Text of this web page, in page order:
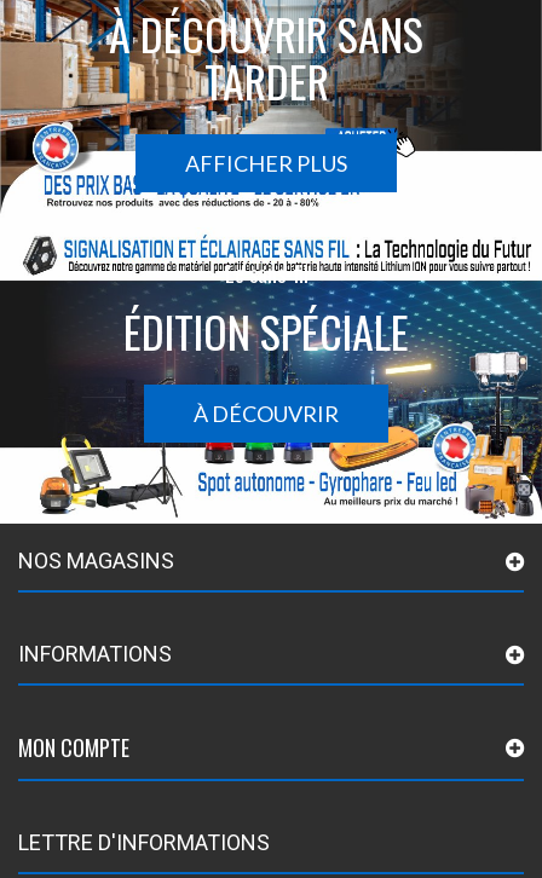
À DÉCOUVRIR SANS
TARDER
AFFICHER PLUS
Le sans-fil
ÉDITION SPÉCIALE
À DÉCOUVRIR
NOS MAGASINS
INFORMATIONS
MON COMPTE
LETTRE D'INFORMATIONS